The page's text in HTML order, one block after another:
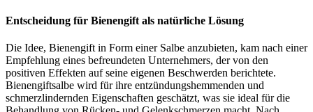
Entscheidung für Bienengift als natürliche Lösung
Die Idee, Bienengift in Form einer Salbe anzubieten, kam nach einer
Empfehlung eines befreundeten Unternehmers, der von den
positiven Effekten auf seine eigenen Beschwerden berichtete.
Bienengiftsalbe wird für ihre entzündungshemmenden und
schmerzlindernden Eigenschaften geschätzt, was sie ideal für die